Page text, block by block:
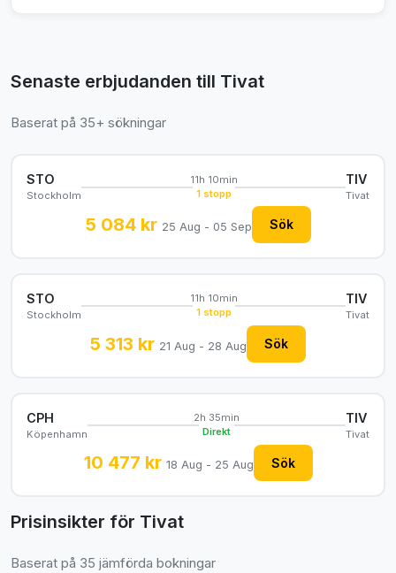
Senaste erbjudanden till Tivat
Baserat på 35+ sökningar
STO
Stockholm
11h 10min
1 stopp
TIV
Tivat
5 084 kr 25 Aug - 05 Sep Sök
STO
Stockholm
11h 10min
1 stopp
TIV
Tivat
5 313 kr 21 Aug - 28 Aug Sök
CPH
Köpenhamn
2h 35min
Direkt
TIV
Tivat
10 477 kr 18 Aug - 25 Aug Sök
Prisinsikter för Tivat
Baserat på 35 jämförda bokningar